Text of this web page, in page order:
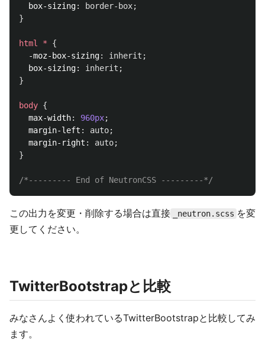
box-sizing: border-box;
}
html *
{
-moz-box-sizing: inherit ;
box-sizing: inherit ;
}
body {
max-width: 960px;
margin-left : auto;
margin-right : auto;
}
/*--------- End of NeutronCSS ---------*/
この出力を変更・削除する場合は直接 _neutron.scss を変
更してください。
TwitterBootstrapと比較
みなさんよく使われているTwitterBootstrapと比較してみ
ます。